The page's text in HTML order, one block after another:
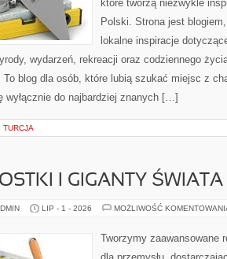
które tworzą niezwykle
Polski. Strona jest
lokalne inspiracje
wydarzeń, rekreacji oraz codziennego
To blog dla osób, które lubią szukać miejsc z
wyłącznie do najbardziej znanych […]
TURCJA
I GIGANTY ŚWIATA
LIP - 1 - 2026 MOŻLIWOŚĆ
Tworzymy zaawansowane